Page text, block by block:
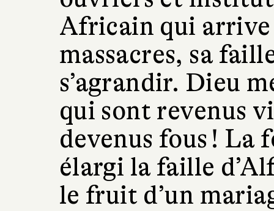
Africain qui arrive
massacres, sa
s’agrandir. Dieu
qui sont revenus
devenus fous ! La
élargi la faille
le fruit d’un